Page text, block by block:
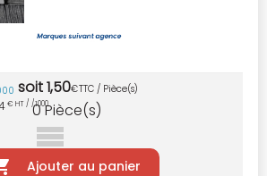
soit1,50€TTC / Pièce(s)
€ HT / /1000
0Pièce(s)
Ajouter au panier